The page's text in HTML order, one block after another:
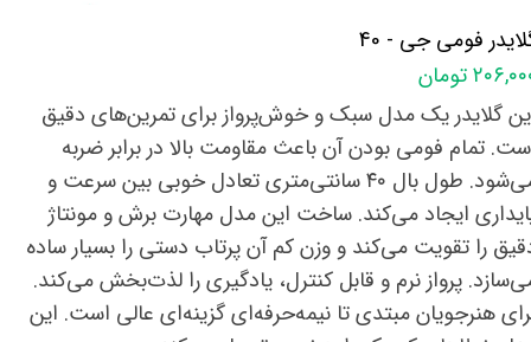
فومی جی - 40
تومان
گلایدر یک مدل سبک و خوش‌پرواز برای تمرین‌های دقیق
تمام فومی بودن آن باعث مقاومت بالا در برابر ضربه
می‌شود. طول بال ۴۰ سانتی‌متری تعادل خوبی بین سرعت و
ایجاد می‌کند. ساخت این مدل مهارت برش و مونتاژ
را تقویت می‌کند و وزن کم آن پرتاب دستی را بسیار ساده
پرواز نرم و قابل کنترل، یادگیری را لذت‌بخش می‌کند.
هنرجویان مبتدی تا نیمه‌حرفه‌ای گزینه‌ای عالی است. این